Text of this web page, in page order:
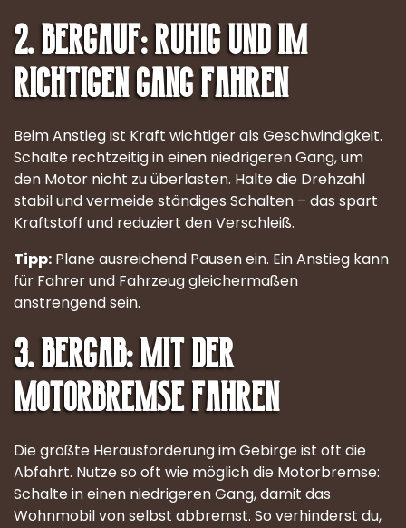
2. Bergauf: ruhig und im
richtigen Gang fahren
Beim Anstieg ist Kraft wichtiger als Geschwindigkeit.
Schalte rechtzeitig in einen niedrigeren Gang, um
den Motor nicht zu überlasten. Halte die Drehzahl
stabil und vermeide ständiges Schalten – das spart
Kraftstoff und reduziert den Verschleiß.
Tipp: Plane ausreichend Pausen ein. Ein Anstieg kann
für Fahrer und Fahrzeug gleichermaßen
anstrengend sein.
3. Bergab: mit der
Motorbremse fahren
Die größte Herausforderung im Gebirge ist oft die
Abfahrt. Nutze so oft wie möglich die Motorbremse:
Schalte in einen niedrigeren Gang, damit das
Wohnmobil von selbst abbremst. So verhinderst du,